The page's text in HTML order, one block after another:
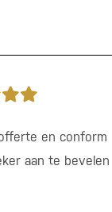
en conform
aan te bevelen